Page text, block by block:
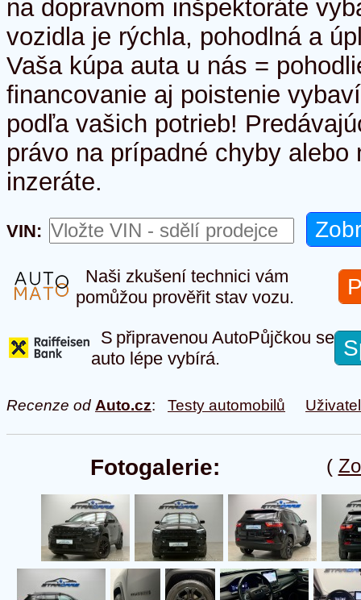
na dopravnom inšpektoráte
vozidla je rýchla, pohodlná a
Vaša kúpa auta u nás =
financovanie aj poistenie
podľa vašich potrieb!
právo na prípadné chyby alebo
inzeráte.
VIN:
Naši zkušení technici vám
pomůžou prověřit stav vozu.
S připravenou AutoPůjčkou se
auto lépe vybírá.
Recenze od Auto.cz: Testy automobilů
(
Fotogalerie: